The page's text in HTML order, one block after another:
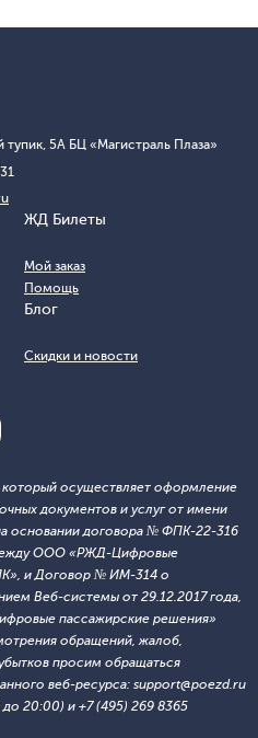
5А БЦ «Магистраль Плаза»
ЖД Билеты
Мой заказ
Помощь
Блог
Скидки и новости
который осуществляет оформление
документов и услуг от имени
основании договора № ФПК-22-316
ООО «РЖД-Цифровые
и Договор № ИМ-314 о
Веб-системы от 29.12.2017 года,
пассажирские решения»
обращений, жалоб,
просим обращаться
веб-ресурса: support@poezd.ru
20:00) и +7 (495) 269 8365